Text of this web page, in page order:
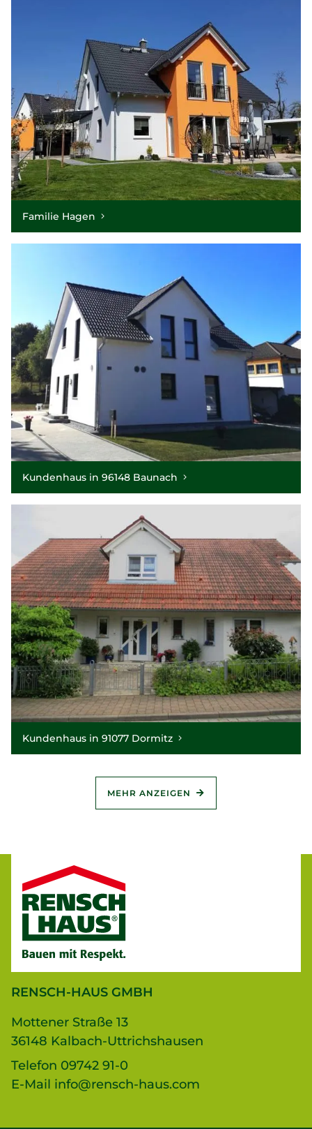
Familie Hagen
Kundenhaus in 96148 Baunach
Kundenhaus in 91077 Dormitz
MEHR ANZEIGEN
RENSCH-HAUS GMBH
Mottener Straße 13
36148 Kalbach-Uttrichshausen
Telefon 09742 91-0
E-Mail info@rensch-haus.com